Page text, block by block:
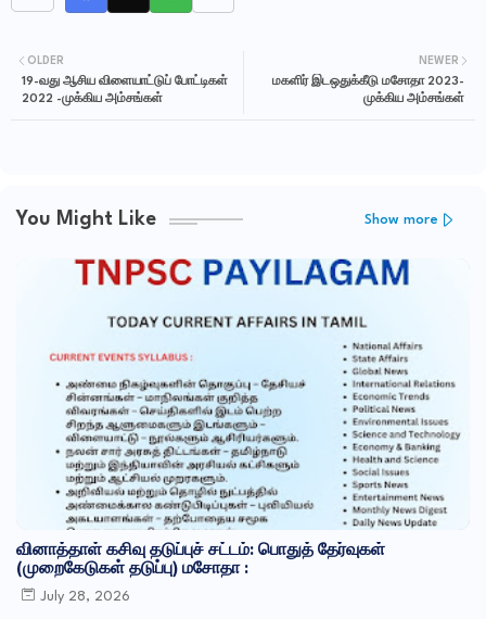
NEWER
மகளிர் இடஒதுக்கீடு மசோதா 2023-
முக்கிய அம்சங்கள்
OLDER
19-வது ஆசிய விளையாட்டுப் போட்டிகள்
2022 -முக்கிய அம்சங்கள்
You Might Like Show more
வினாத்தாள் கசிவு தடுப்புச் சட்டம்: பொதுத் தேர்வுகள்
(முறைகேடுகள் தடுப்பு) மசோதா :
July 28, 2026